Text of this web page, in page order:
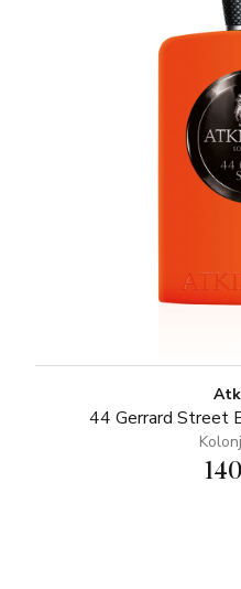
44 Gerrard Street